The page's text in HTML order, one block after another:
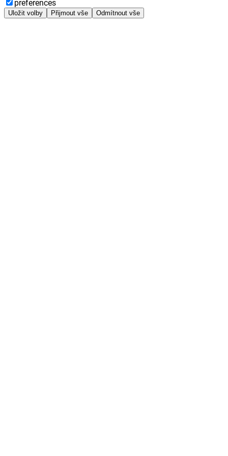
preferences
Uložit volby Přijmout vše Odmítnout vše